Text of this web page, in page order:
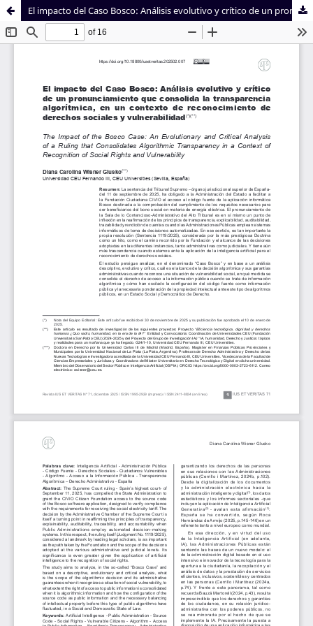
Sistema de
Bibliotecas
Facultad de
Derecho
El impacto del Caso Bosco: Análisis evolutivo y crítico de un pronunciamiento que consolida la transparencia algorítmica, en un contexto de reconocimiento de derechos sociales y vulnerabilidad